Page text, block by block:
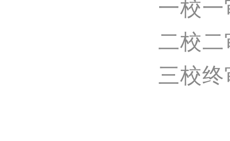
一校
二校
三校